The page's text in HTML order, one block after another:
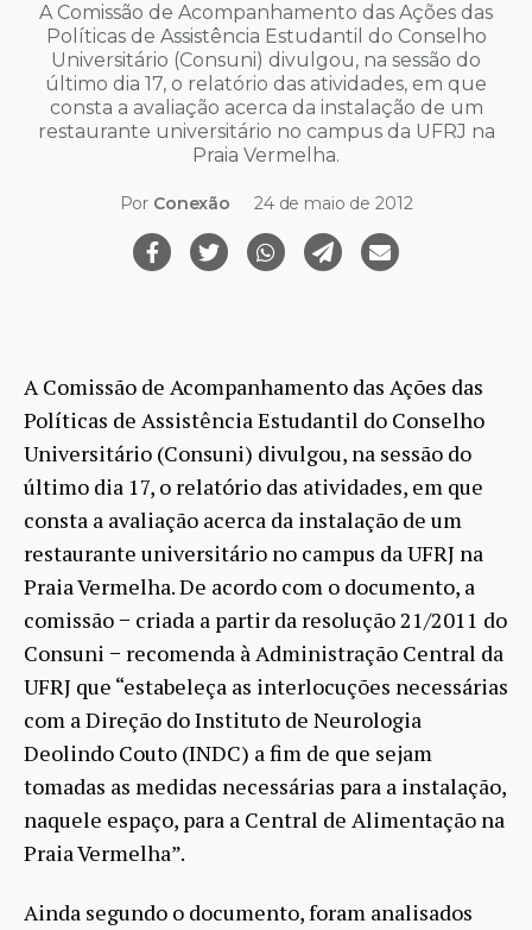
A Comissão de Acompanhamento das Ações das
Políticas de Assistência Estudantil do Conselho
Universitário (Consuni) divulgou, na sessão do
último dia 17, o relatório das atividades, em que
consta a avaliação acerca da instalação de um
restaurante universitário no campus da UFRJ na
Praia Vermelha.
Por Conexão 24 de maio de 2012
A Comissão de Acompanhamento das Ações das
Políticas de Assistência Estudantil do Conselho
Universitário (Consuni) divulgou, na sessão do
último dia 17, o relatório das atividades, em que
consta a avaliação acerca da instalação de um
restaurante universitário no campus da UFRJ na
Praia Vermelha. De acordo com o documento, a
comissão − criada a partir da resolução 21/2011 do
Consuni − recomenda à Administração Central da
UFRJ que “estabeleça as interlocuções necessárias
com a Direção do Instituto de Neurologia
Deolindo Couto (INDC) a fim de que sejam
tomadas as medidas necessárias para a instalação,
naquele espaço, para a Central de Alimentação na
Praia Vermelha”.
Ainda segundo o documento, foram analisados